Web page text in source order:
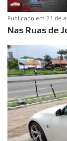
Publicado em 21 de
Nas Ruas de